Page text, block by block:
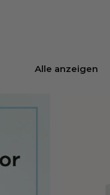
Alle anzeigen